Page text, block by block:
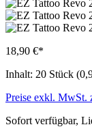
18,90 €*
Inhalt: 20 Stück
Preise exkl. MwSt.
Sofort verfügbar,